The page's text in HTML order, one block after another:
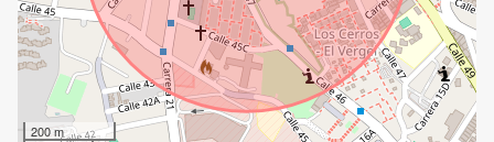
200 m